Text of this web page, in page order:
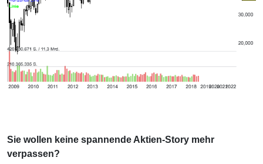
Sie wollen keine spannende Aktien-Story mehr
verpassen?